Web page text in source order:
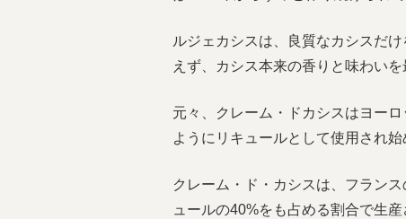
ルジェカシスは、良質なカシスだ
えず、カシス本来の香りと味わい
元々、クレーム・ドカシスはヨー
ようにリキュールとして使用され
クレーム・ド・カシスは、フラン
ュールの40%をも占める割合で生産